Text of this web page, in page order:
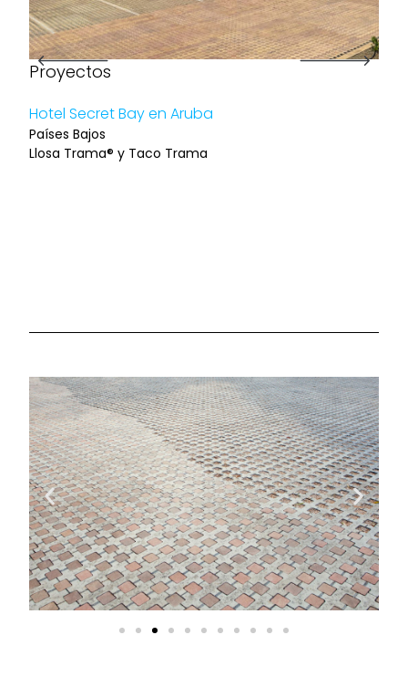
Proyectos
Hotel Secret Bay en Aruba
Países Bajos
Llosa Trama® y Taco Trama